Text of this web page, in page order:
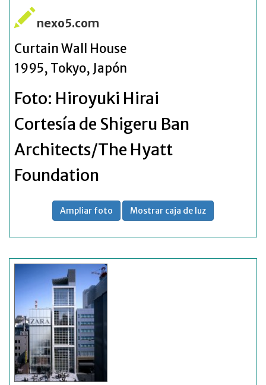
nexo5.com
Curtain Wall House
1995, Tokyo, Japón
Foto: Hiroyuki Hirai
Cortesía de Shigeru Ban
Architects/The Hyatt
Foundation
Ampliar foto Mostrar caja de luz